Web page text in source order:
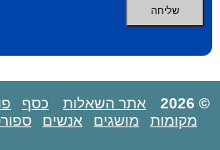
© 2026 אתר השאלות כסף
מקומות
מושגים אנשים